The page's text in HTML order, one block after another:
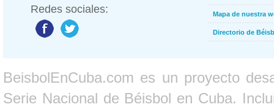
Redes sociales: Mapa de nuestra
Directorio de
BeisbolEnCuba.com es un proyecto
Serie Nacional de Béisbol en Cuba.